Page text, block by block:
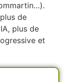
de
plus de
et